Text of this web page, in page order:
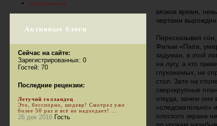
вязкое время,
чертами
Пересказывая
Фильм «Папа,
задуман, в этой
на лугу, а кто
глухонемых, не
стол. Зато на
сверхкрупные
откуда, зачем они
«следовательно»
плоского экрана
по урокам
Пользователи
Активные блоги
Сейчас на сайте:
Зарегистрированных: 0
Гостей: 70
Последние рецензии:
Летучий голландец
Это, бесспорно, шедевр! Смотрел уже
более 50 раз и всё не надоедает! ...
26 дек 2016 Гость